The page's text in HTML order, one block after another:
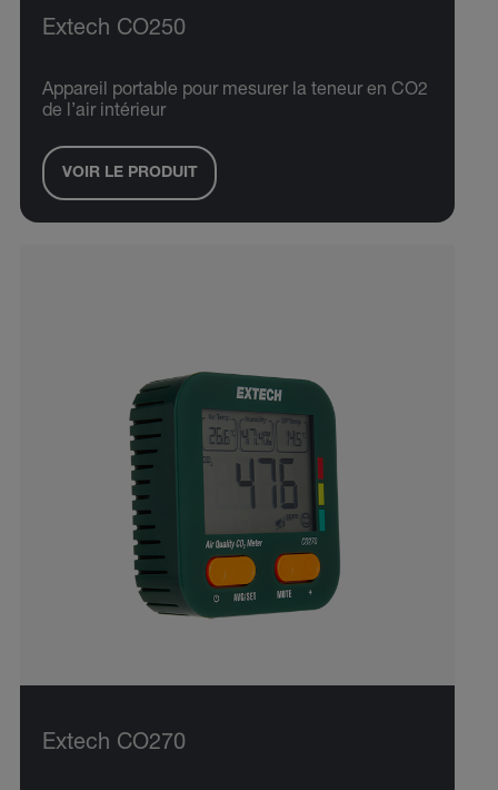
Extech CO250
Appareil portable pour mesurer la teneur en CO2
de l’air intérieur
VOIR LE PRODUIT
Extech CO270